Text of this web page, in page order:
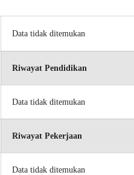
Data tidak ditemukan
Riwayat Pendidikan
Data tidak ditemukan
Riwayat Pekerjaan
Data tidak ditemukan